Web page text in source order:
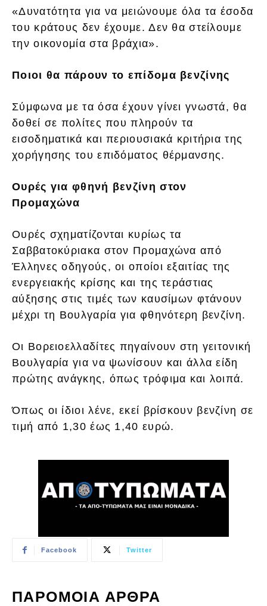
«Δυνατότητα για να μειώνουμε όλα τα έσοδα
του κράτους δεν έχουμε. Δεν θα στείλουμε
την οικονομία στα βράχια».
Ποιοι θα πάρουν το επίδομα βενζίνης
Σύμφωνα με τα όσα έχουν γίνει γνωστά, θα
δοθεί σε πολίτες που πληρούν τα
εισοδηματικά και περιουσιακά κριτήρια της
χορήγησης του επιδόματος θέρμανσης.
Ουρές για φθηνή βενζίνη στον
Προμαχώνα
Ουρές σχηματίζονται κυρίως τα
Σαββατοκύριακα στον Προμαχώνα από
Έλληνες οδηγούς, οι οποίοι εξαιτίας της
ενεργειακής κρίσης και της τεράστιας
αύξησης στις τιμές των καυσίμων φτάνουν
μέχρι τη Βουλγαρία για φθηνότερη βενζίνη.
Οι Βορειοελλαδίτες πηγαίνουν στη γειτονική
Βουλγαρία για να ψωνίσουν και άλλα είδη
πρώτης ανάγκης, όπως τρόφιμα και λοιπά.
Όπως οι ίδιοι λένε, εκεί βρίσκουν βενζίνη σε
τιμή από 1,30 έως 1,40 ευρώ.
Facebook Twitter
ΠΑΡΟΜΟΙΑ ΑΡΘΡΑ